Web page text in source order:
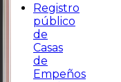
Registro
público
de
Casas
de
Empeños